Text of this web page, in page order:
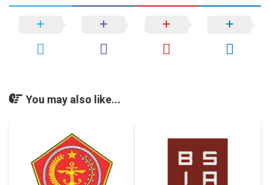
You may also like...